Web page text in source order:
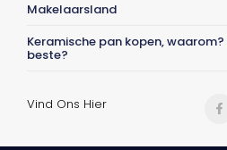
Makelaarsland
Keramische pan kopen,
beste?
Vind Ons Hier